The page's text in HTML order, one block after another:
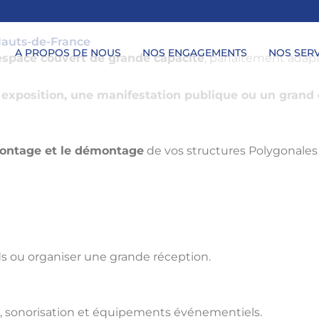
A PROPOS DE NOUS NOS ENGAGEMENTS NOS
de-France
couvert de grande capacité, parfaitement
une manifestation publique ou un grand
et le démontage de vos structures
ou organiser une grande réception.
sonorisation et équipements événementiels.